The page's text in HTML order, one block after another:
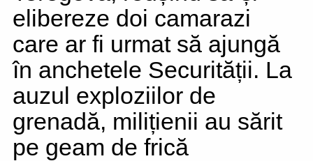
elibereze doi camarazi
care ar fi urmat să ajungă
în anchetele Securității. La
auzul exploziilor de
grenadă, milițienii au sărit
pe geam de frică